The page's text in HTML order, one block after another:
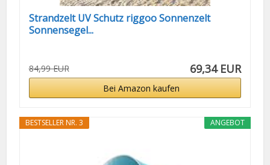
Strandzelt UV Schutz riggoo Sonnenzelt
Sonnensegel...
84,99 EUR 69,34 EUR
Bei Amazon kaufen
ANGEBOT
BESTSELLER NR. 3